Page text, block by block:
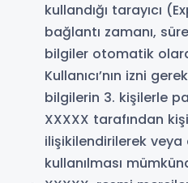
kullandığı tarayıcı
bağlantı zamanı,
bilgiler otomatik
Kullanıcı’nın izni
bilgilerin 3. kişilerle
XXXXX tarafından
ilişikilendirilerek
kullanılması